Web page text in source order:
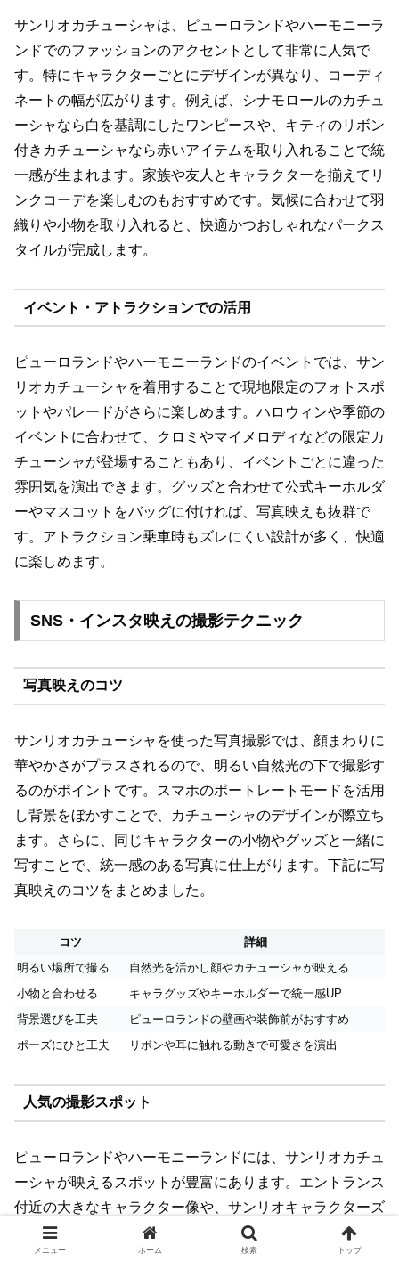
サンリオカチューシャは、ピューロランドやハーモニーラ
ンドでのファッションのアクセントとして非常に人気で
す。特にキャラクターごとにデザインが異なり、コーディ
ネートの幅が広がります。例えば、シナモロールのカチュ
ーシャなら白を基調にしたワンピースや、キティのリボン
付きカチューシャなら赤いアイテムを取り入れることで統
一感が生まれます。家族や友人とキャラクターを揃えてリ
ンクコーデを楽しむのもおすすめです。気候に合わせて羽
織りや小物を取り入れると、快適かつおしゃれなパークス
タイルが完成します。
イベント・アトラクションでの活用
ピューロランドやハーモニーランドのイベントでは、サン
リオカチューシャを着用することで現地限定のフォトスポ
ットやパレードがさらに楽しめます。ハロウィンや季節の
イベントに合わせて、クロミやマイメロディなどの限定カ
チューシャが登場することもあり、イベントごとに違った
雰囲気を演出できます。グッズと合わせて公式キーホルダ
ーやマスコットをバッグに付ければ、写真映えも抜群で
す。アトラクション乗車時もズレにくい設計が多く、快適
に楽しめます。
SNS・インスタ映えの撮影テクニック
写真映えのコツ
サンリオカチューシャを使った写真撮影では、顔まわりに
華やかさがプラスされるので、明るい自然光の下で撮影す
るのがポイントです。スマホのポートレートモードを活用
し背景をぼかすことで、カチューシャのデザインが際立ち
ます。さらに、同じキャラクターの小物やグッズと一緒に
写すことで、統一感のある写真に仕上がります。下記に写
真映えのコツをまとめました。
コツ
詳細
明るい場所で撮る
自然光を活かし顔やカチューシャが映える
小物と合わせる
キャラグッズやキーホルダーで統一感UP
背景選びを工夫
ピューロランドの壁画や装飾前がおすすめ
ポーズにひと工夫
リボンや耳に触れる動きで可愛さを演出
人気の撮影スポット
ピューロランドやハーモニーランドには、サンリオカチュ
ーシャが映えるスポットが豊富にあります。エントランス
付近の大きなキャラクター像や、サンリオキャラクターズ
のフォトパネル前は定番の人気です。また、イベントごと
に登場する限定装飾や、季節限定の背景も見逃せません。
メニュー ホーム 検索 トップ